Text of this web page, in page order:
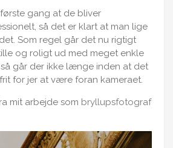
gang at de bliver
så det er klart at man lige
Som regel går det nu rigtigt
og roligt ud med meget enkle
går der ikke længe inden at det
for jer at være foran kameraet.
mit arbejde som bryllupsfotograf